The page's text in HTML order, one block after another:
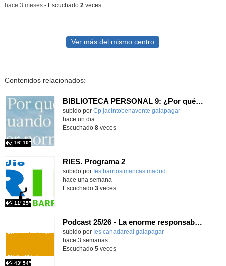
-hace 3 meses- Escuchado 2veces
Ver más del mismo centro
Contenidos relacionados:
BIBLIOTECA PERSONAL 9: ¿Por qué ser feliz cuando puedes ser normal?
Contenido educativo.
subido por Cp jacintobenavente galapagar
16′ 10″
-
hace un dia
Escuchado 8veces
RIES. Programa 2
Contenido educativo.
subido por Ies barriosimancas madrid
11′ 25″
hace una semana
Escuchado 3veces
Podcast 25/26 - La enorme responsabilidad de ser juez
subido por Ies canadareal galapagar
43′ 54″
-
hace 3 semanas
Escuchado 5veces